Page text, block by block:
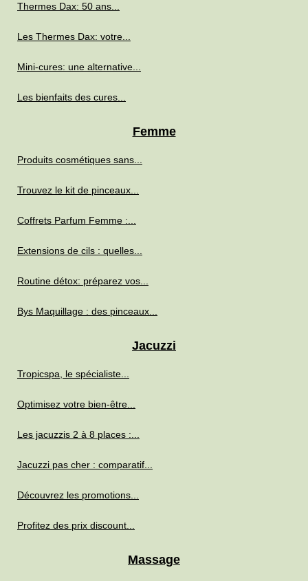
Thermes Dax: 50 ans...
Les Thermes Dax: votre...
Mini-cures: une alternative...
Les bienfaits des cures...
Femme
Produits cosmétiques sans...
Trouvez le kit de pinceaux...
Coffrets Parfum Femme :...
Extensions de cils : quelles...
Routine détox: préparez vos...
Bys Maquillage : des pinceaux...
Jacuzzi
Tropicspa, le spécialiste...
Optimisez votre bien-être...
Les jacuzzis 2 à 8 places :...
Jacuzzi pas cher : comparatif...
Découvrez les promotions...
Profitez des prix discount...
Massage